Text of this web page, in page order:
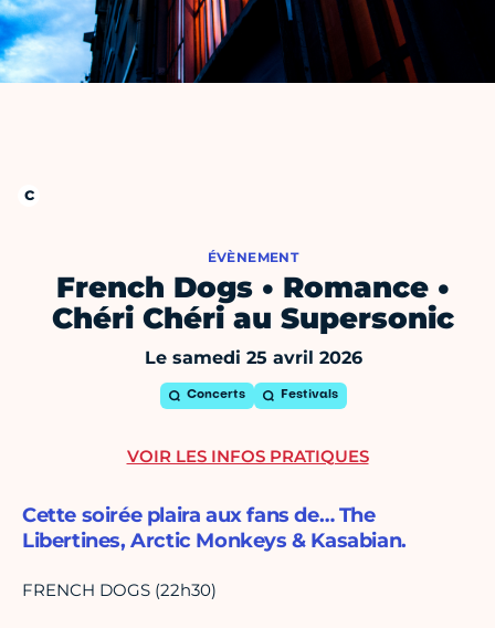
ÉVÈNEMENT
French Dogs • Romance •
Chéri Chéri au Supersonic
Le samedi 25 avril 2026
Concerts Festivals
Cette soirée plaira aux fans de… The
Libertines, Arctic Monkeys & Kasabian.
FRENCH DOGS (22h30)
VOIR LES INFOS PRATIQUES